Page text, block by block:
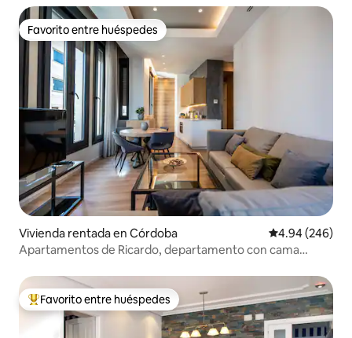
Favorito entre huéspedes
Favorito entre huéspedes
Vivienda rentada en Córdoba Calificación
4.94 (246)
Apartamentos de Ricardo, departamento con cama
De los mejores en Favorito entre huéspedes
Favorito entre huéspedes